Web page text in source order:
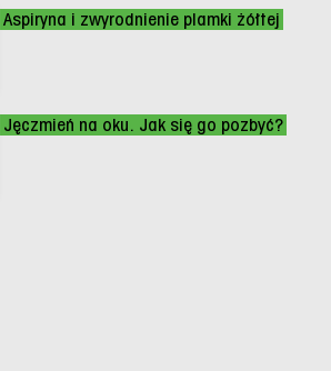
Aspiryna i zwyrodnienie plamki żółtej
Jęczmień na oku. Jak się go pozbyć?